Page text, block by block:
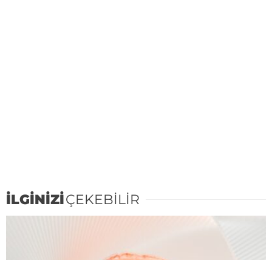
İLGİNİZİÇEKEBİLİR